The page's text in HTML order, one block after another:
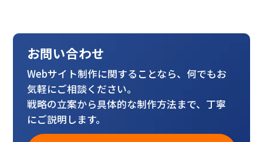
お問い合わせ
Webサイト制作に関することなら、何でもお
気軽にご相談ください。
戦略の立案から具体的な制作方法まで、丁寧
にご説明します。